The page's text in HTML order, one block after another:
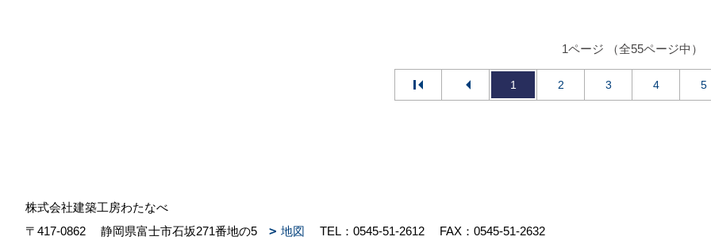
1ページ （全55ページ中）
1 2 3 4 5
株式会社建築工房わたなべ
〒417-0862
静岡県富士市石坂271番地の5 地図 TEL： 0545-51-2612 FAX：0545-51-2632